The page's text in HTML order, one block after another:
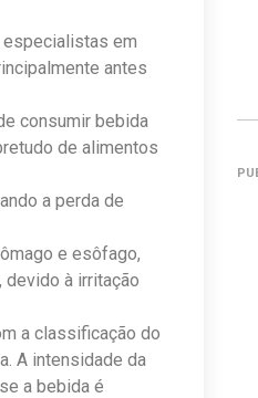
especialistas em
antes
consumir bebida
de alimentos
a perda de
e esôfago,
devido à irritação
a classificação do
A intensidade da
a bebida é